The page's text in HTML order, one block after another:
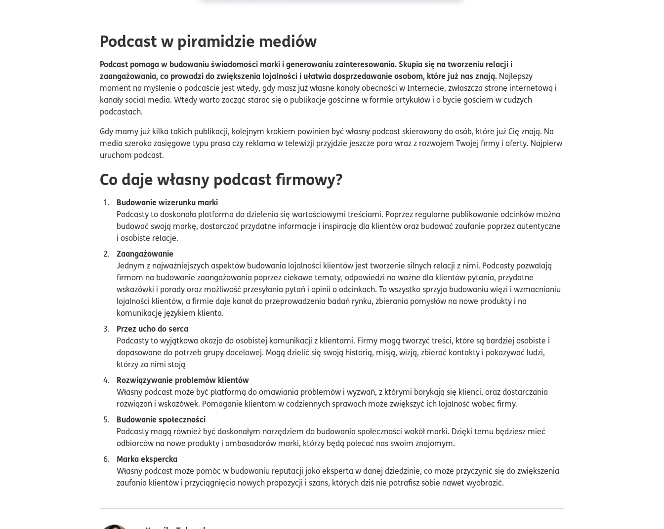
Podcast w piramidzie mediów
Podcast pomaga w budowaniu świadomości marki i generowaniu zainteresowania. Skupia się na tworzeniu relacji i
zaangażowania, co prowadzi do zwiększenia lojalności i ułatwia dosprzedawanie osobom, które już nas znają. Najlepszy
moment na myślenie o podcaście jest wtedy, gdy masz już własne kanały obecności w Internecie, zwłaszcza stronę internetową i
kanały social media. Wtedy warto zacząć starać się o publikacje gościnne w formie artykułów i o bycie gościem w cudzych
podcastach.
Gdy mamy już kilka takich publikacji, kolejnym krokiem powinien być własny podcast skierowany do osób, które już Cię znają. Na
media szeroko zasięgowe typu prasa czy reklama w telewizji przyjdzie jeszcze pora wraz z rozwojem Twojej firmy i oferty. Najpierw
uruchom podcast.
Co daje własny podcast firmowy?
Budowanie wizerunku marki
Podcasty to doskonała platforma do dzielenia się wartościowymi treściami. Poprzez regularne publikowanie odcinków można
budować swoją markę, dostarczać przydatne informacje i inspirację dla klientów oraz budować zaufanie poprzez autentyczne
i osobiste relacje.
Zaangażowanie
Jednym z najważniejszych aspektów budowania lojalności klientów jest tworzenie silnych relacji z nimi. Podcasty pozwalają
firmom na budowanie zaangażowania poprzez ciekawe tematy, odpowiedzi na ważne dla klientów pytania, przydatne
wskazówki i porady oraz możliwość przesyłania pytań i opinii o odcinkach. To wszystko sprzyja budowaniu więzi i wzmacnianiu
lojalności klientów, a firmie daje kanał do przeprowadzenia badań rynku, zbierania pomysłów na nowe produkty i na
komunikację językiem klienta.
Przez ucho do serca
Podcasty to wyjątkowa okazja do osobistej komunikacji z klientami. Firmy mogą tworzyć treści, które są bardziej osobiste i
dopasowane do potrzeb grupy docelowej. Mogą dzielić się swoją historią, misją, wizją, zbierać kontakty i pokazywać ludzi,
którzy za nimi stoją
Rozwiązywanie problemów klientów
Własny podcast może być platformą do omawiania problemów i wyzwań, z którymi borykają się klienci, oraz dostarczania
rozwiązań i wskazówek. Pomaganie klientom w codziennych sprawach może zwiększyć ich lojalność wobec firmy.
Budowanie społeczności
Podcasty mogą również być doskonałym narzędziem do budowania społeczności wokół marki. Dzięki temu będziesz mieć
odbiorców na nowe produkty i ambasadorów marki, którzy będą polecać nas swoim znajomym.
Marka ekspercka
Własny podcast może pomóc w budowaniu reputacji jako eksperta w danej dziedzinie, co może przyczynić się do zwiększenia
zaufania klientów i przyciągnięcia nowych propozycji i szans, których dziś nie potrafisz sobie nawet wyobrazić.